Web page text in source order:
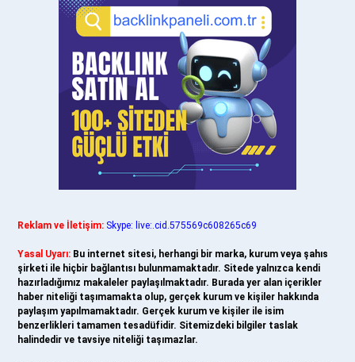
Reklam ve İletişim: Skype: live:.cid.575569c608265c69
Yasal Uyarı: Bu internet sitesi, herhangi bir marka, kurum veya şahıs
şirketi ile hiçbir bağlantısı bulunmamaktadır. Sitede yalnızca kendi
hazırladığımız makaleler paylaşılmaktadır. Burada yer alan içerikler
haber niteliği taşımamakta olup, gerçek kurum ve kişiler hakkında
paylaşım yapılmamaktadır. Gerçek kurum ve kişiler ile isim
benzerlikleri tamamen tesadüfidir. Sitemizdeki bilgiler taslak
halindedir ve tavsiye niteliği taşımazlar.